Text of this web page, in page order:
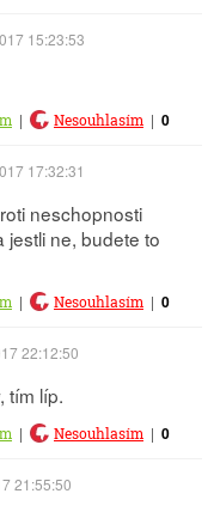
15:23:53
| Nesouhlasím | 0
17:32:31
neschopnosti
jestli ne, budete to
| Nesouhlasím | 0
22:12:50
tím líp.
| Nesouhlasím | 0
21:55:50